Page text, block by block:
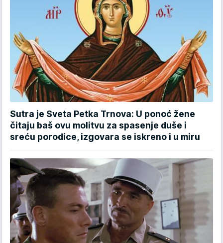
Sutra je Sveta Petka Trnova: U ponoć žene
čitaju baš ovu molitvu za spasenje duše i
sreću porodice, izgovara se iskreno i u miru